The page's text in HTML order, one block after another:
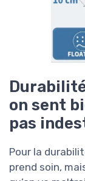
on sent
pas
Pour la
prend soin,